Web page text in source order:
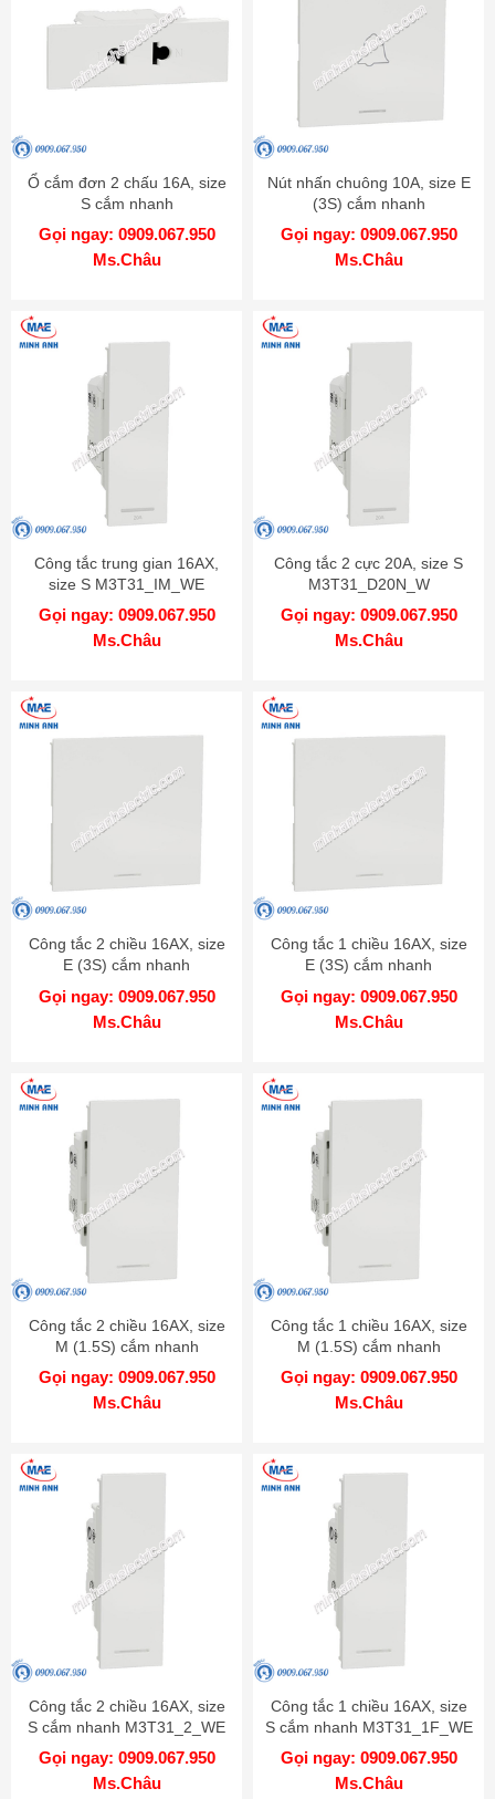
Ổ cắm đơn 2 chấu 16A, size
S cắm nhanh
M3T426US_WE
Gọi ngay: 0909.067.950
Ms.Châu
Nút nhấn chuông 10A, size E
(3S) cắm nhanh
M3T31_HBP_WE
Gọi ngay: 0909.067.950
Ms.Châu
Công tắc trung gian 16AX,
size S M3T31_IM_WE
Gọi ngay: 0909.067.950
Ms.Châu
Công tắc 2 cực 20A, size S
M3T31_D20N_W
Gọi ngay: 0909.067.950
Ms.Châu
Công tắc 2 chiều 16AX, size
E (3S) cắm nhanh
M3T31_E2_WE
Gọi ngay: 0909.067.950
Ms.Châu
Công tắc 1 chiều 16AX, size
E (3S) cắm nhanh
M3T31_E1F_WE
Gọi ngay: 0909.067.950
Ms.Châu
Công tắc 2 chiều 16AX, size
M (1.5S) cắm nhanh
M3T31_M2_WE
Gọi ngay: 0909.067.950
Ms.Châu
Công tắc 1 chiều 16AX, size
M (1.5S) cắm nhanh
M3T31_M1F_WE
Gọi ngay: 0909.067.950
Ms.Châu
Công tắc 2 chiều 16AX, size
S cắm nhanh M3T31_2_WE
Gọi ngay: 0909.067.950
Ms.Châu
Công tắc 1 chiều 16AX, size
S cắm nhanh M3T31_1F_WE
Gọi ngay: 0909.067.950
Ms.Châu